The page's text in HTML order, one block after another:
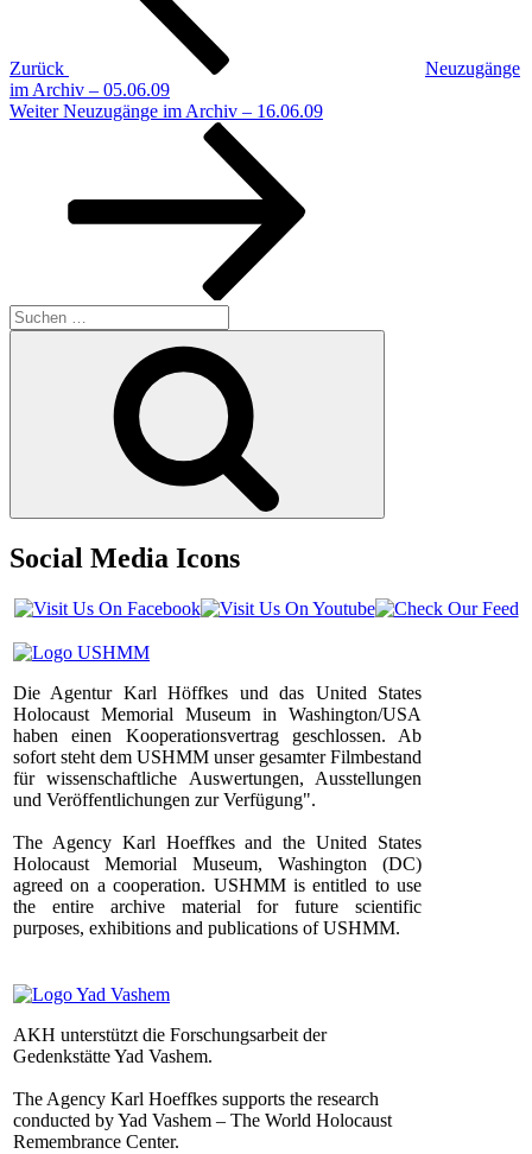
Zurück
Neuzugänge
im Archiv – 05.06.09
Nächster
Weiter Neuzugänge im Archiv – 16.06.09
Suchen
nach:
Social Media Icons
Die Agentur Karl Höffkes und das United States
Holocaust Memorial Museum in Washington/USA
haben einen Kooperationsvertrag geschlossen. Ab
sofort steht dem USHMM unser gesamter Filmbestand
für wissenschaftliche Auswertungen, Ausstellungen
und Veröffentlichungen zur Verfügung".
The Agency Karl Hoeffkes and the United States
Holocaust Memorial Museum, Washington (DC)
agreed on a cooperation. USHMM is entitled to use
the entire archive material for future scientific
purposes, exhibitions and publications of USHMM.
AKH unterstützt die Forschungsarbeit der
Gedenkstätte Yad Vashem.
The Agency Karl Hoeffkes supports the research
conducted by Yad Vashem – The World Holocaust
Remembrance Center.